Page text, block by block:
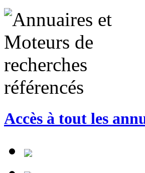
Accès à tout les